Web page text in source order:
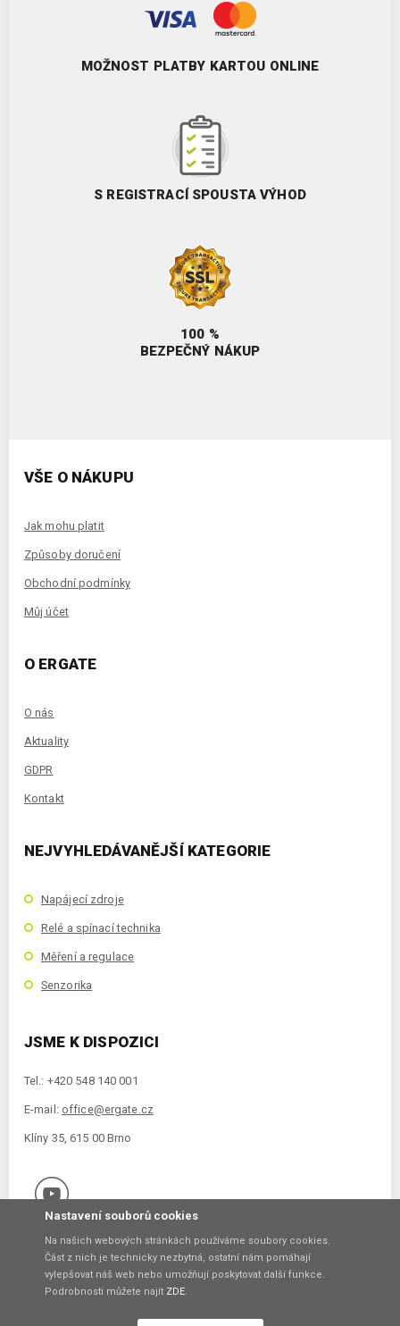
MOŽNOST PLATBY KARTOU ONLINE
S REGISTRACÍ SPOUSTA VÝHOD
100 %
BEZPEČNÝ NÁKUP
VŠE O NÁKUPU
Jak mohu platit
Způsoby doručení
Obchodní podmínky
Můj účet
O ERGATE
O nás
Aktuality
GDPR
Kontakt
NEJVYHLEDÁVANĚJŠÍ KATEGORIE
Napájecí zdroje
Relé a spínací technika
Měření a regulace
Senzorika
JSME K DISPOZICI
Tel.: +420 548 140 001
E-mail: office@ergate.cz
Klíny 35, 615 00 Brno
Copyright © 2021 ERGATE Automation s.r.o., Klíny 35, 61500 Brno
Nastavení souborů cookies
Na našich webových stránkách používáme soubory cookies.
Část z nich je technicky nezbytná, ostatní nám pomáhají
vylepšovat náš web nebo umožňují poskytovat další funkce.
Podrobnosti můžete najít ZDE.